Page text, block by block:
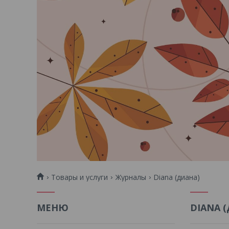
Товары и услуги Журналы Diana (диана)
DIANA